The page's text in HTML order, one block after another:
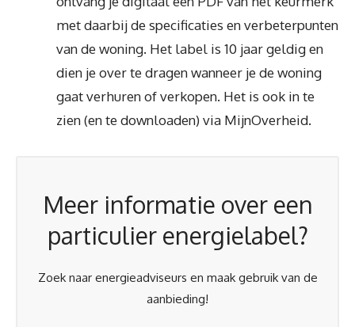
met daarbij de specificaties en verbeterpunten
van de woning. Het label is 10 jaar geldig en
dien je over te dragen wanneer je de woning
gaat verhuren of verkopen. Het is ook in te
zien (en te downloaden) via MijnOverheid.
Meer informatie over een
particulier energielabel?
Zoek naar energieadviseurs en maak gebruik van de
aanbieding!